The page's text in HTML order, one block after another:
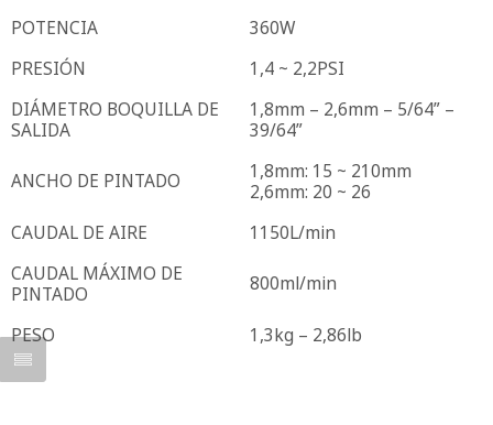
POTENCIA
360W
PRESIÓN
1,4 ~ 2,2PSI
DIÁMETRO BOQUILLA DE
SALIDA
1,8mm – 2,6mm – 5/64” –
39/64”
ANCHO DE PINTADO
1,8mm: 15 ~ 210mm
2,6mm: 20 ~ 26
CAUDAL DE AIRE
1150L/min
CAUDAL MÁXIMO DE
PINTADO
800ml/min
PESO 1,3kg – 2,86lb